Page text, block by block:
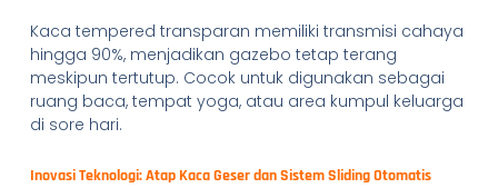
Kaca tempered transparan memiliki transmisi cahaya
hingga 90%, menjadikan gazebo tetap terang
meskipun tertutup. Cocok untuk digunakan sebagai
ruang baca, tempat yoga, atau area kumpul keluarga
di sore hari.
Inovasi Teknologi: Atap Kaca Geser dan Sistem Sliding Otomatis